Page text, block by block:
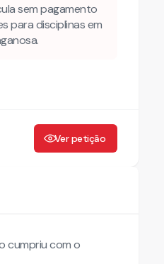
sem pagamento
para disciplinas em
Ver petição
cumpriu com o